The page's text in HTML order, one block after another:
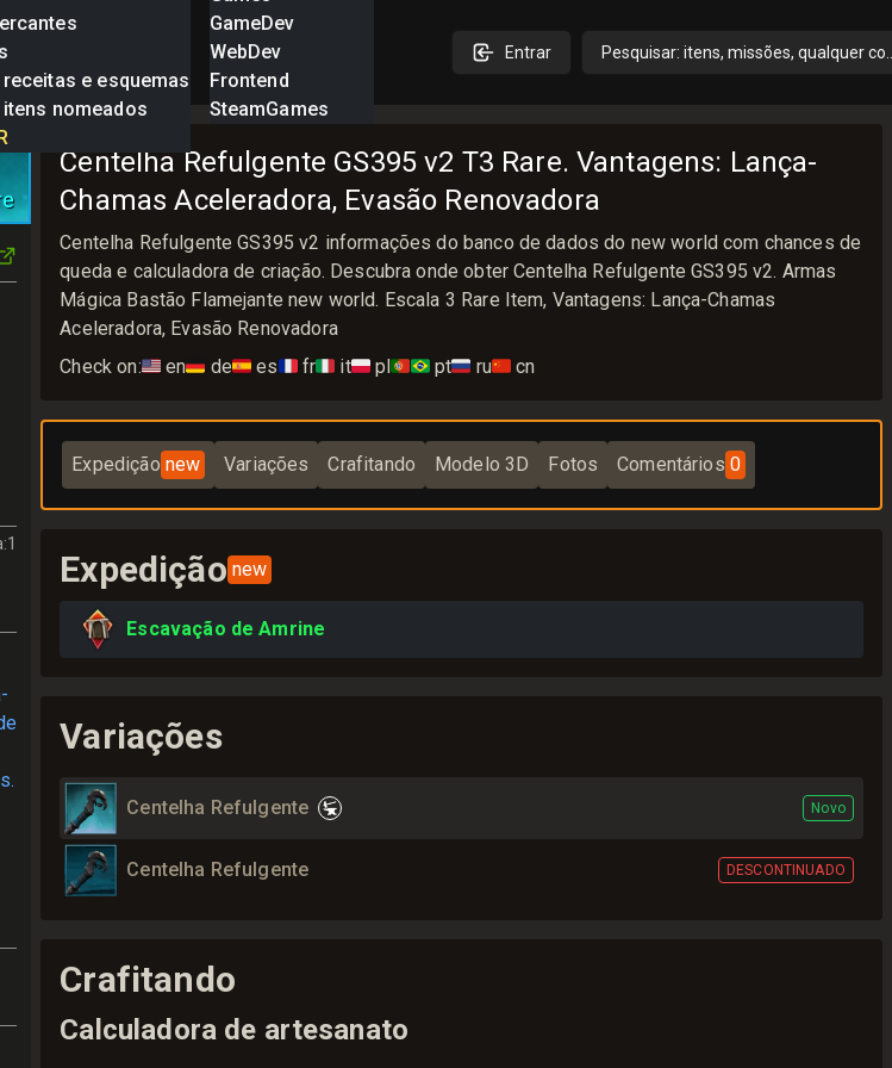
e esquemas
nomeados
GameDev
WebDev
Frontend
SteamGames
Entrar Pesquisar: itens, missões, qualquer
:1
Centelha Refulgente GS395 v2 T3 Rare. Vantagens: Lança-
Chamas Aceleradora, Evasão Renovadora
Centelha Refulgente GS395 v2 informações do banco de dados do new world com chances de
queda e calculadora de criação. Descubra onde obter Centelha Refulgente GS395 v2. Armas
Mágica Bastão Flamejante new world. Escala 3 Rare Item, Vantagens: Lança-Chamas
Aceleradora, Evasão Renovadora
Check on:🇺🇸 en🇩🇪 de🇪🇸 es🇫🇷 fr🇮🇹 it🇵🇱 pl🇵🇹🇧🇷 pt🇷🇺 ru🇨🇳 cn
Expedição new Variações Crafitando Modelo 3D Fotos Comentários 0
Expedição new
Escavação de Amrine
Variações
Centelha Refulgente Novo
Centelha Refulgente DESCONTINUADO
Crafitando
Calculadora de artesanato